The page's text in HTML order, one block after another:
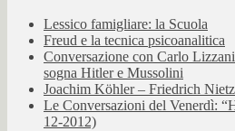
Lessico famigliare: la Scuola
Freud e la tecnica psicoanalitica
Conversazione con Carlo
sogna Hitler e Mussolini
Joachim Köhler – Friedrich
Le Conversazioni del Venerdì:
12-2012)